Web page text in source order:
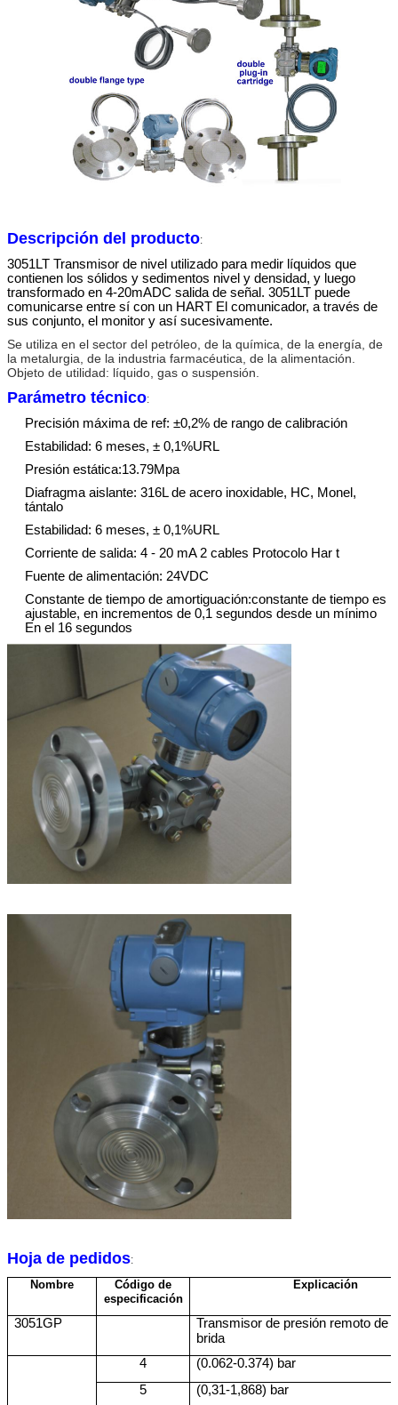
Descripción del producto:
3051LT Transmisor de nivel utilizado para medir líquidos que
contienen los sólidos y sedimentos nivel y densidad, y luego
transformado en 4-20mADC salida de señal. 3051LT puede
comunicarse entre sí con un HART El comunicador, a través de
sus conjunto, el monitor y así sucesivamente.
Se utiliza en el sector del petróleo, de la química, de la energía, de
la metalurgia, de la industria farmacéutica, de la alimentación.
Objeto de utilidad: líquido, gas o suspensión.
Parámetro técnico:
Precisión máxima de ref: ±0,2% de rango de calibración
Estabilidad: 6 meses, ± 0,1%URL
Presión estática:13.79Mpa
Diafragma aislante: 316L de acero inoxidable, HC, Monel,
tántalo
Estabilidad: 6 meses, ± 0,1%URL
Corriente de salida: 4 - 20 mA 2 cables Protocolo Har t
Fuente de alimentación: 24VDC
Constante de tiempo de amortiguación:constante de tiempo es
ajustable, en incrementos de 0,1 segundos desde un mínimo
En el 16 segundos
Hoja de pedidos:
Nombre
Código de
especificación
Explicación
3051GP
Transmisor de presión remoto de
brida
4
(0.062-0.374) bar
5
(0,31-1,868) bar